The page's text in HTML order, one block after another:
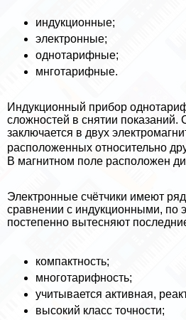
индукционные;
электронные;
однотарифные;
мнготарифные.
Индукционный прибор
сложностей в снятии показаний.
заключается в двух
расположенных относительно
В магнитном поле расположен
Электронные счётчики имеют
сравнении с индукционными, по
постепенно вытесняют
компактность;
многотарифность;
учитывается активная,
высокий класс точности;